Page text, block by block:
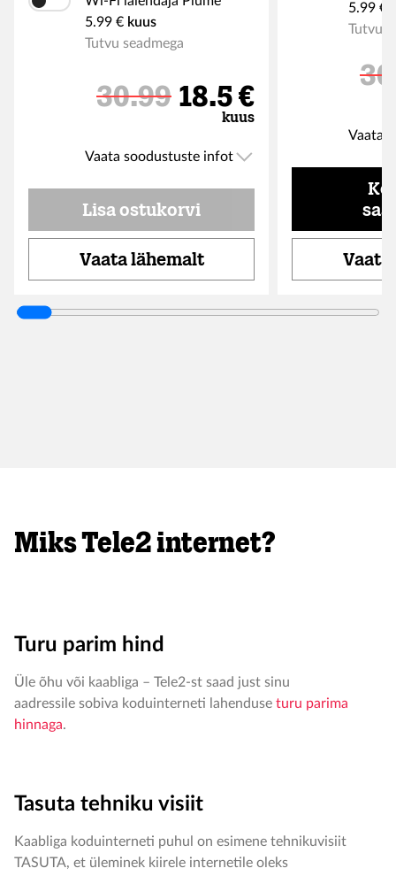
5.99 € kuus
Tutvu seadmega
30.99 Soodushind
18.5 €
kuus
Vaata soodustuste infot
Lisa ostukorvi
Vaata lähemalt
5.99 €
Tutvu
Vaata
Miks Tele2 internet?
Turu parim hind
Üle õhu või kaabliga – Tele2-st saad just sinu
aadressile sobiva koduinterneti lahenduse turu parima
hinnaga.
Tasuta tehniku visiit
Kaabliga koduinterneti puhul on esimene tehnikuvisiit
TASUTA, et üleminek kiirele internetile oleks